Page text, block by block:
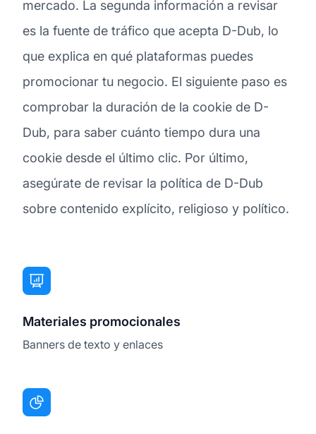
mercado. La segunda información a revisar
es la fuente de tráfico que acepta D-Dub, lo
que explica en qué plataformas puedes
promocionar tu negocio. El siguiente paso es
comprobar la duración de la cookie de D-
Dub, para saber cuánto tiempo dura una
cookie desde el último clic. Por último,
asegúrate de revisar la política de D-Dub
sobre contenido explícito, religioso y político.
Materiales promocionales
Banners de texto y enlaces